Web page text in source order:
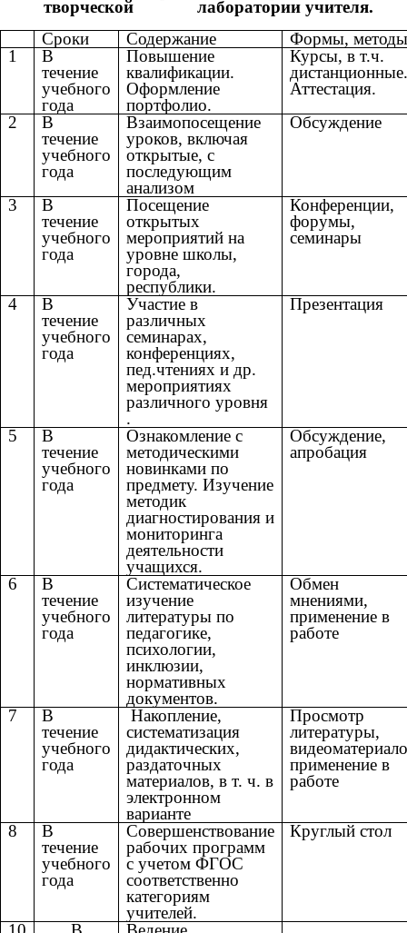
творческой лаборатории учителя.
Сроки
Содержание
Формы, методы
1
В
течение
учебного
года
Повышение
квалификации.
Оформление
портфолио.
Курсы, в т.ч.
дистанционные.
Аттестация.
2
В
течение
учебного
года
Взаимопосещение
уроков, включая
открытые, с
последующим
анализом
Обсуждение
3
В
течение
учебного
года
Посещение
открытых
мероприятий на
уровне школы,
города,
республики.
Конференции,
форумы,
семинары
4
В
течение
учебного
года
Участие в
различных
семинарах,
конференциях,
пед.чтениях и др.
мероприятиях
различного уровня
.
Презентация
5
В
течение
учебного
года
Ознакомление с
методическими
новинками по
предмету. Изучение
методик
диагностирования и
мониторинга
деятельности
учащихся.
Обсуждение,
апробация
6
В
течение
учебного
года
Систематическое
изучение
литературы по
педагогике,
психологии,
инклюзии,
нормативных
документов.
Обмен
мнениями,
применение в
работе
7
В
течение
учебного
года
Накопление,
систематизация
дидактических,
раздаточных
материалов, в т. ч. в
электронном
варианте
Просмотр
литературы,
применение в
работе
8
В
течение
учебного
года
Совершенствование
рабочих программ
с учетом ФГОС
соответственно
категориям
учителей.
Круглый стол